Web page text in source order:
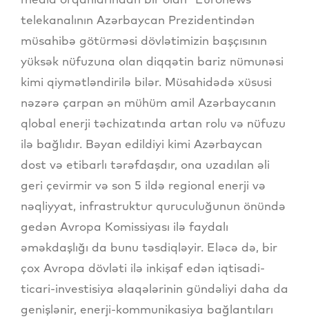
telekanalının Azərbaycan Prezidentindən
müsahibə götürməsi dövlətimizin başçısının
yüksək nüfuzuna olan diqqətin bariz nümunəsi
kimi qiymətləndirilə bilər. Müsahidədə xüsusi
nəzərə çarpan ən mühüm amil Azərbaycanın
qlobal enerji təchizatında artan rolu və nüfuzu
ilə bağlıdır. Bəyan edildiyi kimi Azərbaycan
dost və etibarlı tərəfdaşdır, ona uzadılan əli
geri çevirmir və son 5 ildə regional enerji və
nəqliyyat, infrastruktur quruculuğunun önündə
gedən Avropa Komissiyası ilə faydalı
əməkdaşlığı da bunu təsdiqləyir. Eləcə də, bir
çox Avropa dövləti ilə inkişaf edən iqtisadi-
ticari-investisiya əlaqələrinin gündəliyi daha da
genişlənir, enerji-kommunikasiya bağlantıları